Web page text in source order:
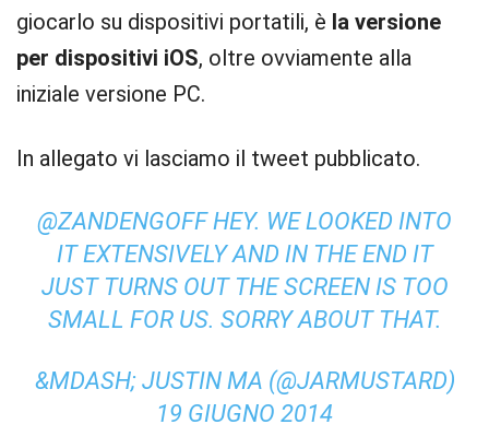
giocarlo su dispositivi portatili, è la versione
per dispositivi iOS, oltre ovviamente alla
iniziale versione PC.
In allegato vi lasciamo il tweet pubblicato.
@ZANDENGOFFHEY. WE LOOKED INTO
IT EXTENSIVELY AND IN THE END IT
JUST TURNS OUT THE SCREEN IS TOO
SMALL FOR US. SORRY ABOUT THAT.
&MDASH; JUSTIN MA (@JARMUSTARD)
19 GIUGNO 2014